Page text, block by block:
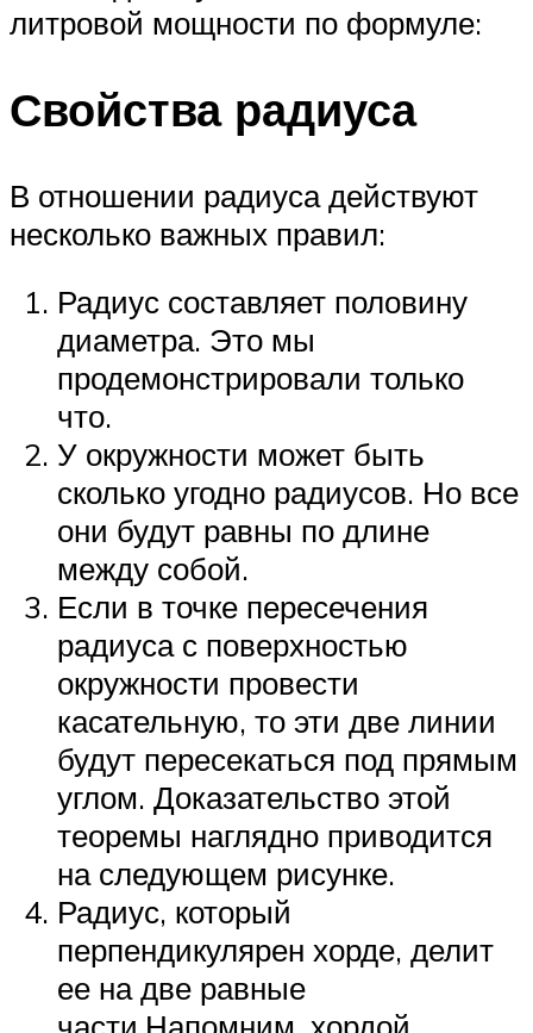
литровой мощности по формуле:
Свойства радиуса
В отношении радиуса действуют
несколько важных правил:
Радиус составляет половину
диаметра. Это мы
продемонстрировали только
что.
У окружности может быть
сколько угодно радиусов. Но все
они будут равны по длине
между собой.
Если в точке пересечения
радиуса с поверхностью
окружности провести
касательную, то эти две линии
будут пересекаться под прямым
углом. Доказательство этой
теоремы наглядно приводится
на следующем рисунке.
Радиус, который
перпендикулярен хорде, делит
ее на две равные